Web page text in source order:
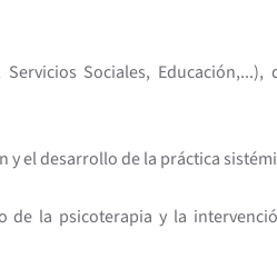
Sociales,
el desarrollo de la práctica
la psicoterapia y la